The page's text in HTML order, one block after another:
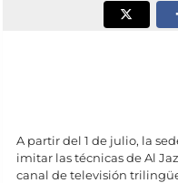
A partir del 1 de julio, la
imitar las técnicas de Al
canal de televisión